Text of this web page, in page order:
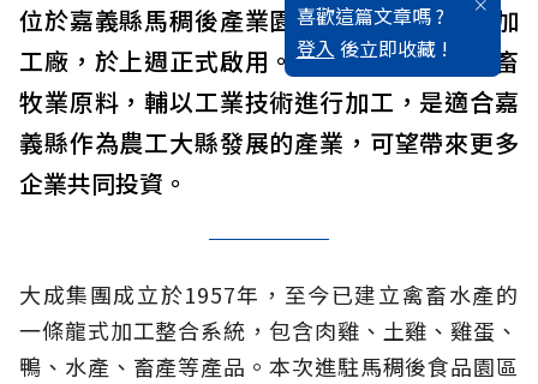
喜歡這篇文章嗎 ?
登入 後立即收藏 !
位於嘉義縣馬稠後產業園區的大成集團食品加
工廠，於上週正式啟用。食品製造採農業及畜
牧業原料，輔以工業技術進行加工，是適合嘉
義縣作為農工大縣發展的產業，可望帶來更多
企業共同投資。
大成集團成立於1957年，至今已建立禽畜水產的
一條龍式加工整合系統，包含肉雞、土雞、雞蛋、
鴨、水產、畜產等產品。本次進駐馬稠後食品園區